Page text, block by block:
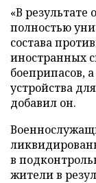
«В результате
полностью
состава
иностранных
боеприпасов,
устройства
добавил он.
в
жители в